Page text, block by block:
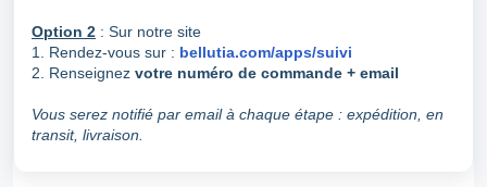
Option 2 : Sur notre site
1. Rendez-vous sur : bellutia.com/apps/suivi
2. Renseignez votre numéro de commande + email
Vous serez notifié par email à chaque étape : expédition, en
transit, livraison.